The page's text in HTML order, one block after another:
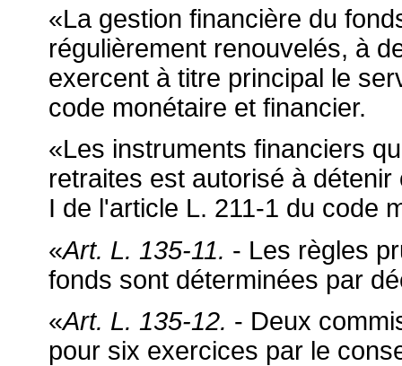
«La gestion financière du
régulièrement renouvelés, à
exercent à titre principal le
code monétaire et financier.
«Les instruments financiers
retraites est autorisé à
I de l'article L. 211-1 du code
«Art. L. 135-11. - Les règles
fonds sont déterminées par
«Art. L. 135-12. - Deux
pour six exercices par le